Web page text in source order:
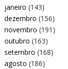
janeiro (143)
dezembro (156)
novembro (191)
outubro (163)
setembro (168)
agosto (186)